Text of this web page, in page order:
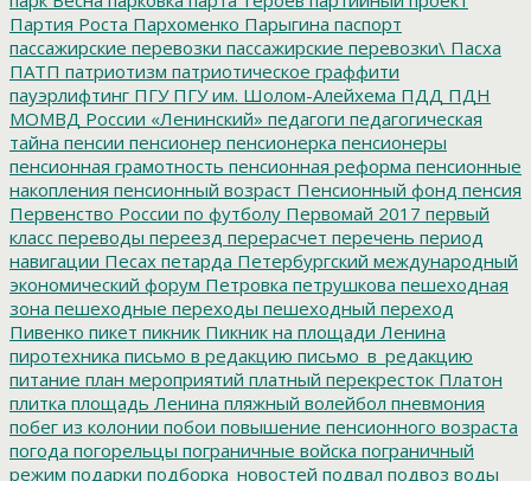
Партия Роста Пархоменко Парыгина паспорт
пассажирские перевозки пассажирские перевозки\ Пасха
ПАТП патриотизм патриотическое граффити
пауэрлифтинг ПГУПГУ им. Шолом-Алейхема ПДД ПДН
МОМВД России «Ленинский» педагоги педагогическая
тайна пенсии пенсионер пенсионерка пенсионеры
пенсионная грамотность пенсионная реформа пенсионные
накопления пенсионный возраст Пенсионный фонд пенсия
Первенство России по футболу Первомай 2017 первый
класс переводы переезд перерасчет перечень период
навигации Песах петарда Петербургский международный
экономический форум Петровка петрушкова пешеходная
зона пешеходные переходы пешеходный переход
Пивенко пикет пикник Пикник на площади Ленина
пиротехника письмо в редакцию письмо_в_редакцию
питание план мероприятий платный перекресток Платон
плитка площадь Ленина пляжный волейбол пневмония
побег из колонии побои повышение пенсионного возраста
погода погорельцы пограничные войска пограничный
режим подарки подборка_новостей подвал подвоз воды